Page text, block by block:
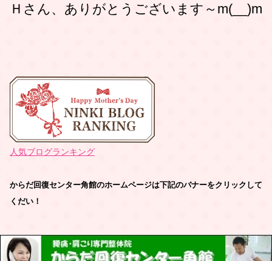
Ｈさん、ありがとうございます～m(__)m
人気ブログランキング
からだ回復センター角館のホームページは下記のバナーをクリックして
くだい！